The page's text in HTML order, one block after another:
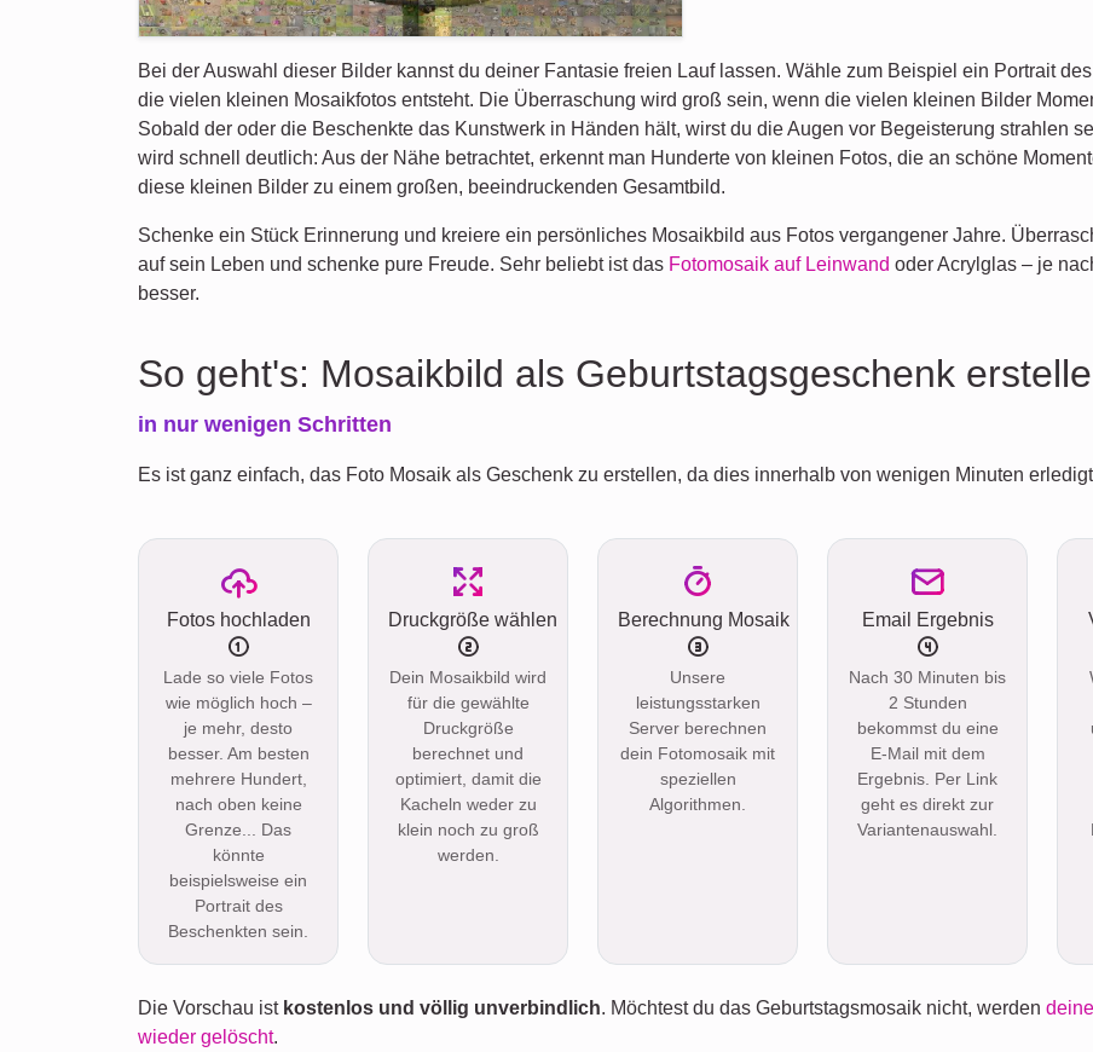
Bei der Auswahl dieser Bilder kannst du deiner Fantasie freien Lauf lassen. Wähle zum Beispiel ein Portrait
die vielen kleinen Mosaikfotos entsteht. Die Überraschung wird groß sein, wenn die vielen kleinen Bilder
Sobald der oder die Beschenkte das Kunstwerk in Händen hält, wirst du die Augen vor Begeisterung strahlen
wird schnell deutlich: Aus der Nähe betrachtet, erkennt man Hunderte von kleinen Fotos, die an schöne
diese kleinen Bilder zu einem großen, beeindruckenden Gesamtbild.
Schenke ein Stück Erinnerung und kreiere ein persönliches Mosaikbild aus Fotos vergangener Jahre.
auf sein Leben und schenke pure Freude. Sehr beliebt ist das Fotomosaik auf Leinwand oder Acrylglas – je
besser.
So geht's: Mosaikbild als Geburtstagsgeschenk
in nur wenigen Schritten
Es ist ganz einfach, das Foto Mosaik als Geschenk zu erstellen, da dies innerhalb von wenigen Minuten
Fotos hochladen
Lade so viele Fotos
wie möglich hoch –
je mehr, desto
besser. Am besten
mehrere Hundert,
nach oben keine
Grenze... Das
könnte
beispielsweise ein
Portrait des
Beschenkten sein.
Druckgröße wählen
Dein Mosaikbild wird
für die gewählte
Druckgröße
berechnet und
optimiert, damit die
Kacheln weder zu
klein noch zu groß
werden.
Berechnung Mosaik
Unsere
leistungsstarken
Server berechnen
dein Fotomosaik mit
speziellen
Algorithmen.
Email Ergebnis
Nach 30 Minuten bis
2 Stunden
bekommst du eine
E-Mail mit dem
Ergebnis. Per Link
geht es direkt zur
Variantenauswahl.
Die Vorschau ist kostenlos und völlig unverbindlich. Möchtest du das Geburtstagsmosaik nicht, werden
wieder gelöscht.